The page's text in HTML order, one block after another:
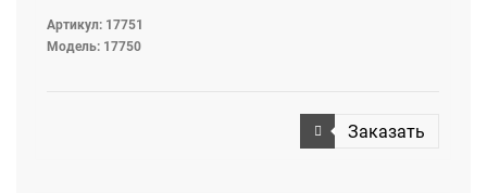
Артикул: 17751
Модель: 17750
Заказать